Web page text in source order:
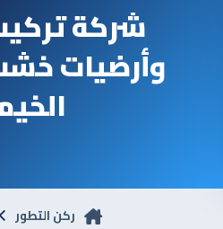
شركة
وأرضيات
ركن التطور